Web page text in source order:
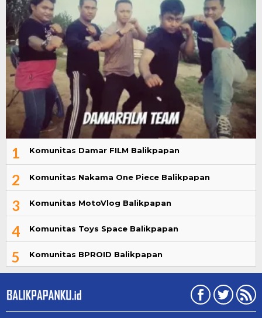
1 Komunitas Damar FILM Balikpapan
2 Komunitas Nakama One Piece Balikpapan
3 Komunitas MotoVlog Balikpapan
4 Komunitas Toys Space Balikpapan
5 Komunitas BPROID Balikpapan